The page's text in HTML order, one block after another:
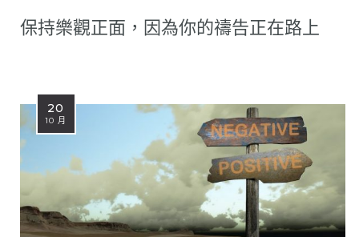
保持樂觀正面，因為你的禱告正在路上
20
10 月